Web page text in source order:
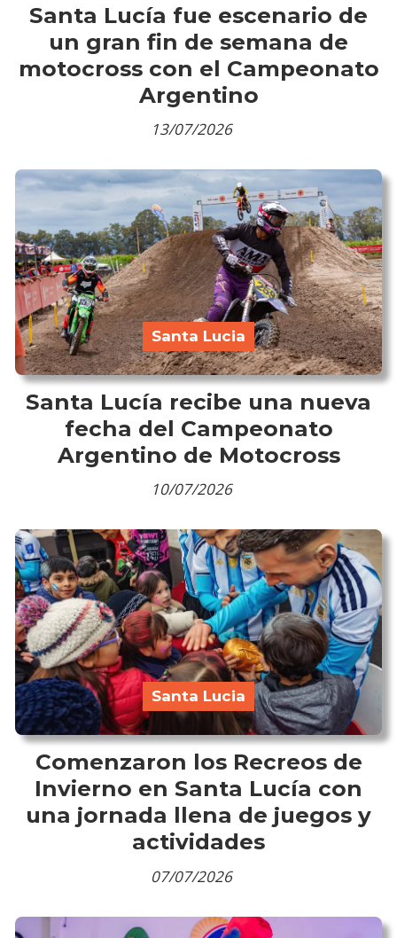
Santa Lucía fue escenario de
un gran fin de semana de
motocross con el Campeonato
Argentino
13/07/2026
Santa Lucía recibe una nueva
fecha del Campeonato
Argentino de Motocross
Santa Lucia
10/07/2026
Comenzaron los Recreos de
Invierno en Santa Lucía con
una jornada llena de juegos y
actividades
Santa Lucia
07/07/2026